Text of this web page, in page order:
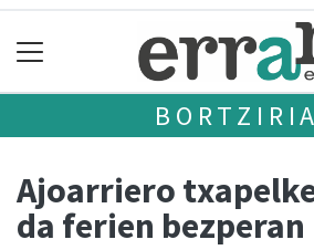
Ajoarriero
da ferien bezperan